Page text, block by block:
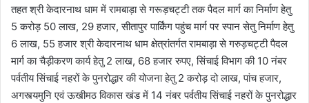
तहत श्री केदारनाथ धाम में रामबाड़ा से गरूड़चट्टी तक पैदल मार्ग का निर्माण हेतु
5 करोड़ 50 लाख, 29 हजार, सीतापुर पार्किंग पहुंच मार्ग पर स्पान सेतु निर्माण हेतु
6 लाख, 55 हजार श्री केदारनाथ धाम क्षेत्रांतर्गत रामबाड़ा से गरुड़चट्टी पैदल
मार्ग का चैड़ीकरण कार्य हेतु 2 लाख, 68 हजार रुपए, सिंचाई विभाग की 10 नंबर
पर्वतीय सिंचाई नहरों के पुनरोद्धार की योजना हेतु 2 करोड़ दो लाख, पांच हजार,
अगस्त्यमुनि एवं ऊखीमठ विकास खंड में 14 नंबर पर्वतीय सिंचाई नहरों के पुनरोद्धार